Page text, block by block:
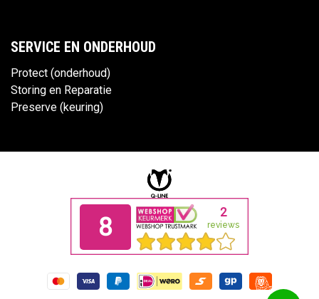
SERVICE EN ONDERHOUD
Protect (onderhoud)
Storing en Reparatie
Preserve (keuring)